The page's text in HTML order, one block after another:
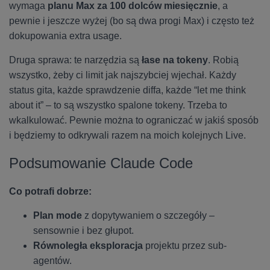
wymaga planu Max za 100 dolców miesięcznie, a
pewnie i jeszcze wyżej (bo są dwa progi Max) i często też
dokupowania extra usage.
Druga sprawa: te narzędzia są łase na tokeny. Robią
wszystko, żeby ci limit jak najszybciej wjechał. Każdy
status gita, każde sprawdzenie diffa, każde “let me think
about it” – to są wszystko spalone tokeny. Trzeba to
wkalkulować. Pewnie można to ograniczać w jakiś sposób
i będziemy to odkrywali razem na moich kolejnych Live.
Podsumowanie Claude Code
Co potrafi dobrze:
Plan mode z dopytywaniem o szczegóły –
sensownie i bez głupot.
Równoległa eksploracja projektu przez sub-
agentów.